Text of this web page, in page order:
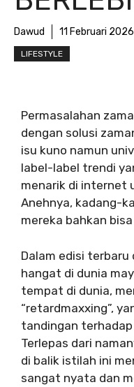
Dawud 11 Februari 2026
LIFESTYLE
Permasalahan
dengan solusi
isu kuno namun
label-label trendi
menarik di internet
Anehnya, kadang-
mereka bahkan
Dalam edisi terbaru
hangat di dunia
tempat di dunia,
“retardmaxxing”,
tandingan
Terlepas dari
di balik istilah ini
sangat nyata dan